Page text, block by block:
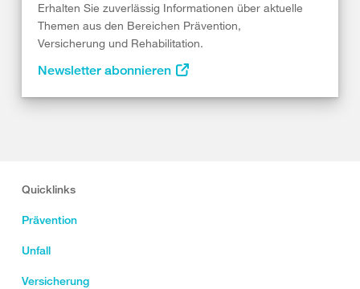
Erhalten Sie zuverlässig Informationen über aktuelle
Themen aus den Bereichen Prävention,
Versicherung und Rehabilitation.
Newsletter abonnieren
Quicklinks
Prävention
Unfall
Versicherung